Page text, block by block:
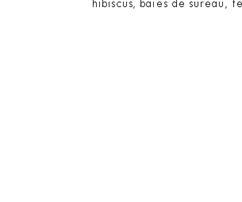
hibiscus, baies de sureau,